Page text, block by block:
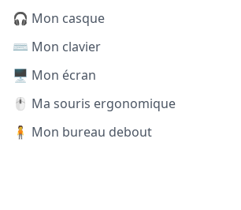
🎧 Mon casque
⌨️ Mon clavier
🖥️ Mon écran
🖱️ Ma souris ergonomique
🧍 Mon bureau debout